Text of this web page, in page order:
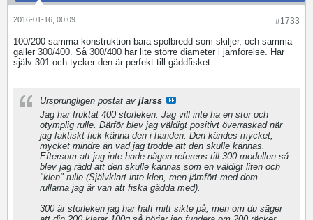
#1733
2016-01-16, 00:09
100/200 samma konstruktion bara spolbredd som skiljer, och samma
gäller 300/400. Så 300/400 har lite större diameter i jämförelse. Har
själv 301 och tycker den är perfekt till gäddfisket.
Ursprungligen postat av jlarss
Jag har fruktat 400 storleken. Jag vill inte ha en stor och
otymplig rulle. Därför blev jag väldigt positivt överraskad när
jag faktiskt fick känna den i handen. Den kändes mycket,
mycket mindre än vad jag trodde att den skulle kännas.
Eftersom att jag inte hade någon referens till 300 modellen så
blev jag rädd att den skulle kännas som en väldigt liten och
"klen" rulle (Självklart inte klen, men jämfört med dom
rullarna jag är van att fiska gädda med).
300 är storleken jag har haft mitt sikte på, men om du säger